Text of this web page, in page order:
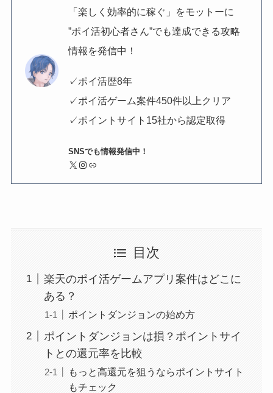
「楽しく効率的に稼ぐ」をモットーに
”ポイ活初心者さん”でも達成できる攻略
情報を発信中！
✓ポイ活歴8年
✓ポイ活ゲーム案件450件以上クリア
✓ポイントサイト15社から認定取得
SNSでも情報発信中！
X Instagram リンク
目次
楽天のポイ活ゲームアプリ案件はどこに
ある？
ポイントダンジョンの始め方
ポイントダンジョンは損？ポイントサイ
トとの還元率を比較
もっと高還元を狙うならポイントサイト
もチェック